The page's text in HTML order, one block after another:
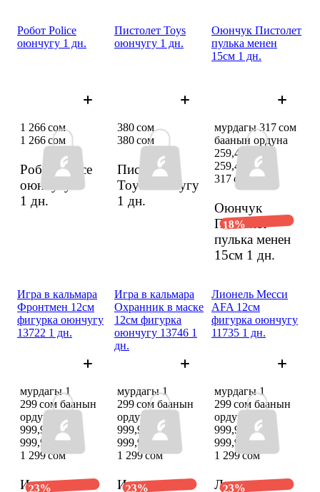
Робот Police
оюнчугу 1 дн.
Робот Police
оюнчугу
1 дн.
1 266 сом
1 266 сом
Пистолет Toys
оюнчугу 1 дн.
Пистолет
Toys оюнчугу
1 дн.
380 сом
380 сом
Оюнчук Пистолет
пулька менен
15см 1 дн.
Оюнчук
Пистолет
пулька менен
15см 1 дн.
мурдагы 317 сом
баанын ордуна
259,49 сом
259,49 сом
317 сом
18%
Игра в кальмара
Фронтмен 12см
фигурка оюнчугу
13722 1 дн.
Игра в
мурдагы 1
299 сом баанын
ордуна
999,97 сом
999,97 сом
1 299 сом
23%
Игра в кальмара
Охранник в маске
12см фигурка
оюнчугу 13746 1
дн.
Игра в
мурдагы 1
299 сом баанын
ордуна
999,97 сом
999,97 сом
1 299 сом
23%
Лионель Месси
AFA 12см
фигурка оюнчугу
11735 1 дн.
Лионель
мурдагы 1
299 сом баанын
ордуна
999,97 сом
999,97 сом
1 299 сом
23%